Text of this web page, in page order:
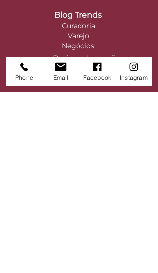
Blog Trends
Curadoria
Varejo
Negócios
Design e Inovação
Projetos
Phone Email Facebook Instagram